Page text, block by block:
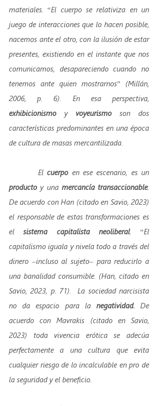
materiales. “El cuerpo se relativiza en un
juego de interacciones que lo hacen posible,
nacemos ante el otro, con la ilusión de estar
presentes, existiendo en el instante que nos
comunicamos, desapareciendo cuando no
tenemos ante quien mostrarnos” (Millán,
exhibicionismo y voyeurismo son dos
características predominantes en una época
de cultura de masas mercantilizada.
        El
cuerpo
producto y una mercancía transaccionable.
De acuerdo con Han (citado en Savio, 2023)
el responsable de estas transformaciones es
el sistema capitalista neoliberal. “El
capitalismo iguala y nivela todo a través del
dinero –incluso al sujeto– para reducirlo a
una banalidad consumible. (Han, citado en
Savio, 2023, p. 71).  La sociedad narcisista
no da espacio para la negatividad. De
acuerdo con Mavrakis (citado en Savio,
2023) toda vivencia erótica se adecúa
perfectamente a una cultura que evita
cualquier riesgo de lo incalculable en pro de
la seguridad y el beneficio.